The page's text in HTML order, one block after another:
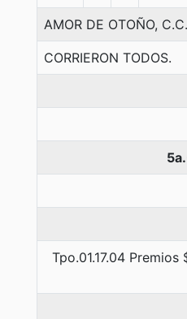
AMOR DE OTOÑO,
CORRIERON TODOS.
Tpo.01.17.04